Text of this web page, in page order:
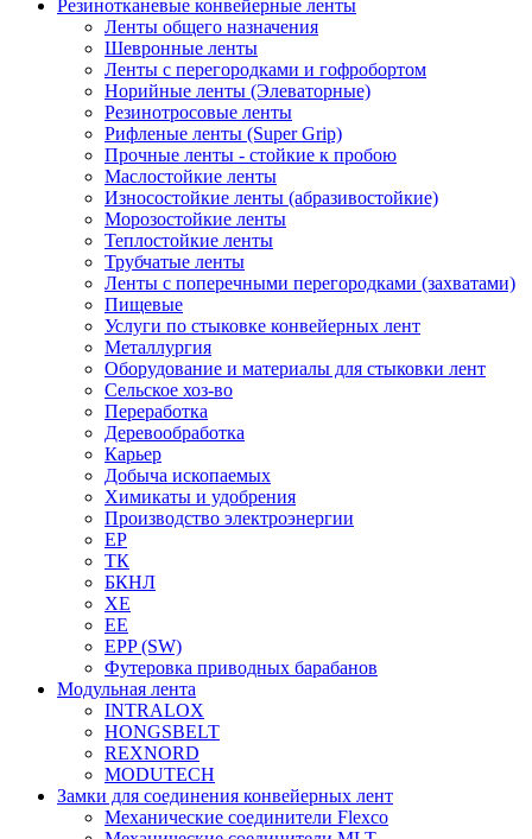
Резинотканевые конвейерные ленты
Ленты общего назначения
Шевронные ленты
Ленты с перегородками и гофробортом
Норийные ленты (Элеваторные)
Резинотросовые ленты
Рифленые ленты (Super Grip)
Прочные ленты - стойкие к пробою
Маслостойкие ленты
Износостойкие ленты (абразивостойкие)
Морозостойкие ленты
Теплостойкие ленты
Трубчатые ленты
Ленты с поперечными перегородками (захватами)
Пищевые
Услуги по стыковке конвейерных лент
Металлургия
Оборудование и материалы для стыковки лент
Сельское хоз-во
Переработка
Деревообработка
Карьер
Добыча ископаемых
Химикаты и удобрения
Производство электроэнергии
EP
ТК
БКНЛ
XE
EE
EPP (SW)
Футеровка приводных барабанов
Модульная лента
INTRALOX
HONGSBELT
REXNORD
MODUTECH
Замки для соединения конвейерных лент
Механические соединители Flexco